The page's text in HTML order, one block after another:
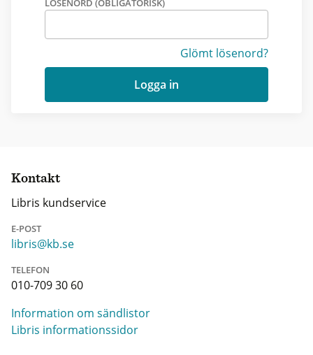
LÖSENORD (OBLIGATORISK)
Glömt lösenord?
Logga in
Kontakt
Libris kundservice
E-POST
libris@kb.se
TELEFON
010-709 30 60
Information om sändlistor
Libris informationssidor